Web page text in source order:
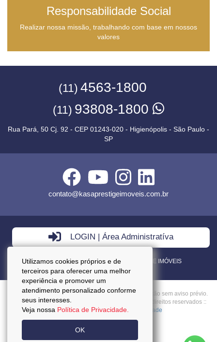
Utilizamos cookies próprios e de
terceiros para oferecer uma melhor
experiência e promover um
atendimento personalizado conforme
seus interesses.
Veja nossa Política de Privacidade.
OK
Responsabilidade Social
Realizar nossa missão, trabalhando com base em nossos
valores
(11) 4563-1800
(11) 93808-1800
Rua Pará, 50 Cj. 92 - CEP 01243-020 - Higienópolis - São Paulo -
SP
contato@kasaprestigeimoveis.com.br
LOGIN | Área Administratíva
VENDA - LOCAÇÃO - ADMINISTRAÇÃO DE IMÓVEIS
Preços mencionados neste site estão sujeitos a alteração sem aviso prévio.
Copyright © 2026 - Kasa Prestige Imoveis :: Todos os direitos reservados ::
CRECI: J27037 ::Política da Privacidade